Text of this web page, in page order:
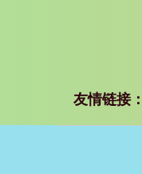
友情链接：